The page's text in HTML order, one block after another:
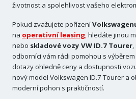
životnost a spolehlivost vašeho
Pokud zvažujete pořízení
na operativní leasing, hledáte jinou
nebo skladové vozy VW ID.7 Tourer
odborníci vám rádi pomohou s
dotazy ohledně ceny a dostupnosti
nový model Volkswagen ID.7 Tourer a
moderní pohon s praktičností.